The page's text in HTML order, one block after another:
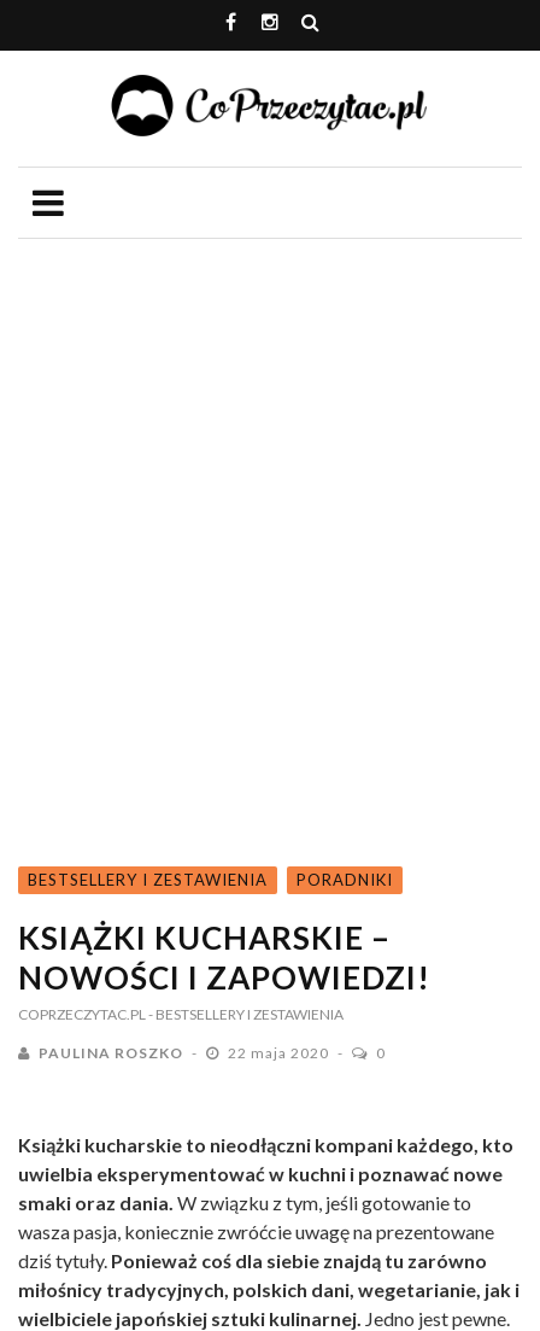
BESTSELLERY I ZESTAWIENIA PORADNIKI
KSIĄŻKI KUCHARSKIE –
NOWOŚCI I ZAPOWIEDZI!
COPRZECZYTAC.PL - BESTSELLERY I ZESTAWIENIA
PAULINA ROSZKO 22 maja 2020 0
Książki kucharskie to nieodłączni kompani każdego, kto
uwielbia eksperymentować w kuchni i poznawać nowe
smaki oraz dania. W związku z tym, jeśli gotowanie to
wasza pasja, koniecznie zwróćcie uwagę na prezentowane
dziś tytuły. Ponieważ coś dla siebie znajdą tu zarówno
miłośnicy tradycyjnych, polskich dani, wegetarianie, jak i
wielbiciele japońskiej sztuki kulinarnej. Jedno jest pewne.